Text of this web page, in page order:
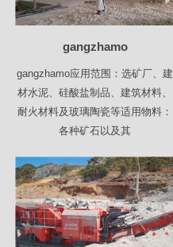
gangzhamo
gangzhamo应用范围：选矿厂、建
材水泥、硅酸盐制品、建筑材料、
耐火材料及玻璃陶瓷等适用物料：
各种矿石以及其